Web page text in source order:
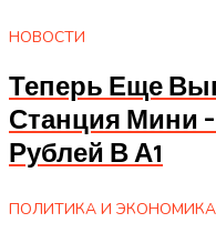
НОВОСТИ
Теперь Еще
Станция Мини
Рублей В А1
ПОЛИТИКА И ЭКОНОМИКА